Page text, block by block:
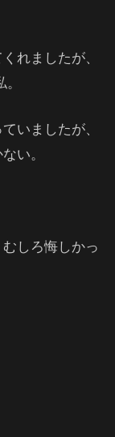
れましたが、
いましたが、
い。
しろ悔しかっ